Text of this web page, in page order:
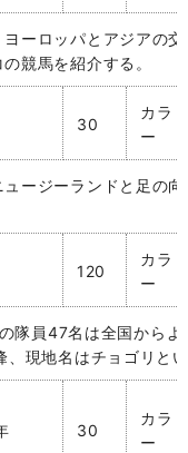
ーロッパとアジアの
競馬を紹介する。
30
カラ
ー
ージーランドと足の
120
カラ
ー
隊員47名は全国から
、現地名はチョゴリと
30
カラ
ー